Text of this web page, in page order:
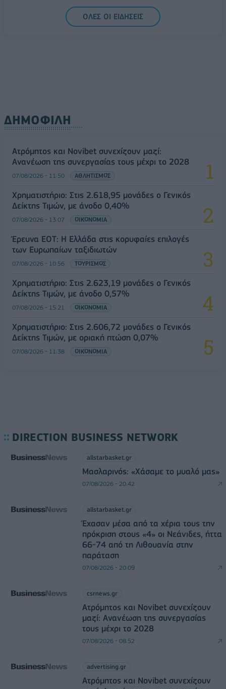
ΟΛΕΣ ΟΙ ΕΙΔΗΣΕΙΣ
ΔΗΜΟΦΙΛΗ
Ατρόμητος και Novibet συνεχίζουν μαζί:
Ανανέωση της συνεργασίας τους μέχρι το 2028
07/08/2026 - 11:50 ΑΘΛΗΤΙΣΜΟΣ
Χρηματιστήριο: Στις 2.618,95 μονάδες ο Γενικός
Δείκτης Τιμών, με άνοδο 0,40%
07/08/2026 - 13:07 ΟΙΚΟΝΟΜΙΑ
Έρευνα ΕΟΤ: Η Ελλάδα στις κορυφαίες επιλογές
των Ευρωπαίων ταξιδιωτών
07/08/2026 - 10:56 ΤΟΥΡΙΣΜΟΣ
Χρηματιστήριο: Στις 2.623,19 μονάδες ο Γενικός
Δείκτης Τιμών, με άνοδο 0,57%
07/08/2026 - 15:21 ΟΙΚΟΝΟΜΙΑ
Χρηματιστήριο: Στις 2.606,72 μονάδες ο Γενικός
Δείκτης Τιμών, με οριακή πτώση 0,07%
07/08/2026 - 11:38 ΟΙΚΟΝΟΜΙΑ
DIRECTION BUSINESS NETWORK
allstarbasket.gr
Μασλαρινός: «Χάσαμε το μυαλό μας»
07/08/2026 - 20:42
allstarbasket.gr
Έχασαν μέσα από τα χέρια τους την
πρόκριση στους «4» οι Νεάνιδες, ήττα
66-74 από τη Λιθουανία στην
παράταση
07/08/2026 - 20:09
csrnews.gr
Ατρόμητος και Novibet συνεχίζουν
μαζί: Ανανέωση της συνεργασίας
τους μέχρι το 2028
07/08/2026 - 08:52
advertising.gr
Ατρόμητος και Novibet συνεχίζουν